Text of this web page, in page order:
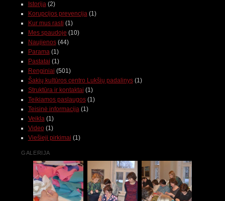
Istorija(2)
Korupcijos prevencija(1)
Kur mus rasti (1)
Mes spaudoje (10)
Naujienos(44)
Parama(1)
Pastatai (1)
Renginiai (501)
Šakių kultūros centro Lukšių padalinys(1)
Struktūra ir kontaktai (1)
Teikiamos paslaugos(1)
Teisinė informacija(1)
Veikla(1)
Video (1)
Viešieji pirkimai (1)
GALERIJA